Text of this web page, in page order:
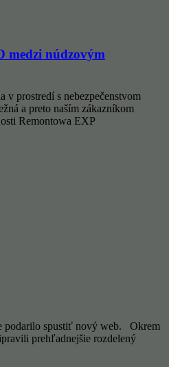
medzi núdzovým
v prostredí s nebezpečenstvom
a preto naším zákazníkom
Remontowa EXP
podarilo spustiť nový web. Okrem
prehľadnejšie rozdelený